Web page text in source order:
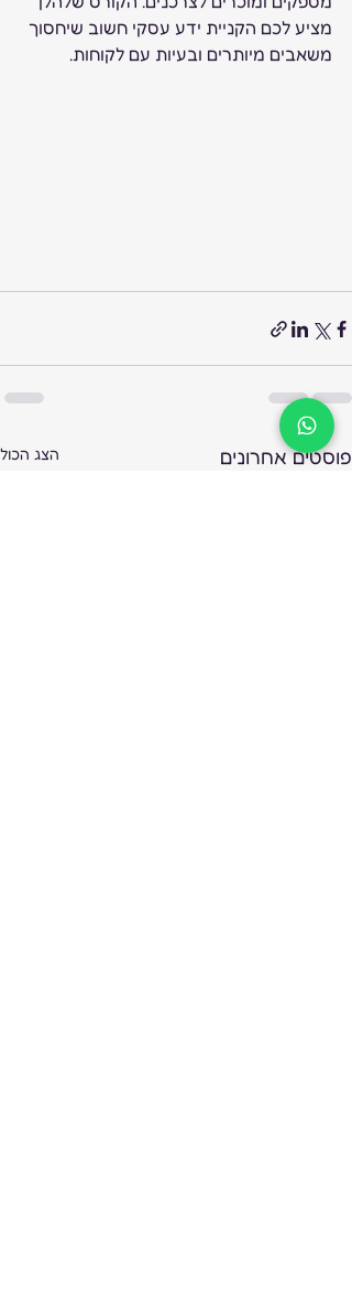
מציע לכם הקניית ידע עסקי חשוב שיחסוך
משאבים מיותרים ובעיות עם לקוחות.
פוסטים אחרונים הצג הכול